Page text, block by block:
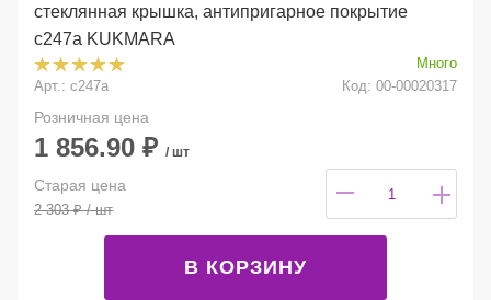
стеклянная крышка, антипригарное покрытие
с247а KUKMARA
Много
Арт.: с247а
Код: 00-00020317
Розничная цена
1 856.90 ₽ / шт
Старая цена
2 303₽/ шт
В КОРЗИНУ